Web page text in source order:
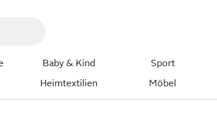
Baby & Kind Sport
Heimtextilien Möbel